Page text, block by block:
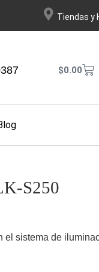
Tiendas y
$0.00
S250
el sistema de